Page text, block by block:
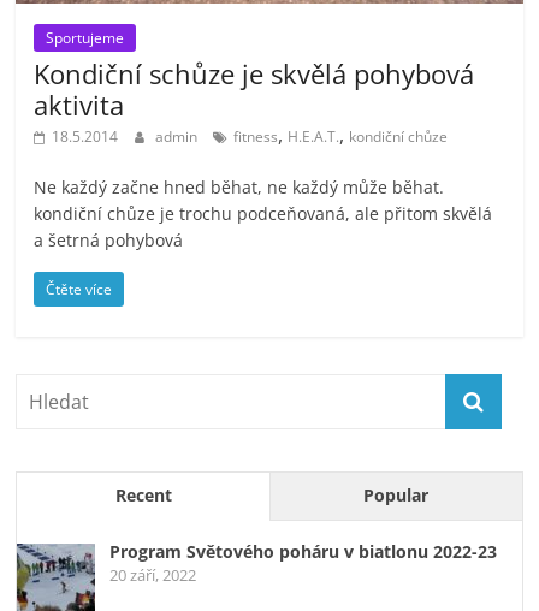
Sportujeme
Kondiční schůze je skvělá pohybová
aktivita
18.5.2014 admin fitness, H.E.A.T., kondiční chůze
Ne každý začne hned běhat, ne každý může běhat.
kondiční chůze je trochu podceňovaná, ale přitom skvělá
a šetrná pohybová
Čtěte více
Recent Popular
Program Světového poháru v biatlonu 2022-23
20 září, 2022